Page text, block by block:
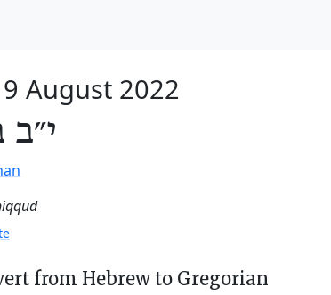
August 2022
from Hebrew to Gregorian